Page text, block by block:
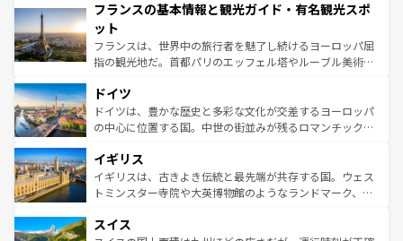
ませてくれるイタリアで、忘れられない旅をしてみよう！
なお、新着のイタリア情報は
しい。
文化が根付くこの国では、情熱的なフラメンコ、熱気あふ
れる闘牛、そして美味しいタパスが生活の一部となってい
る。首都マドリードの洗練された雰囲気や、バルセロナの
アートに溢れた街角から、地方では古代ローマ遺跡や中世
せる。地方によって風土や気候が異なるスペインはその個
性で訪れる人を魅了する。 なお、新着のスペイン情報は コ
ンテンツ一覧を参照してほしい。
フランスの基本情報と観光ガイド・有名観光スポ
ット
フランスは、世界中の旅行者を魅了し続けるヨーロッパ屈
指の観光地だ。首都パリのエッフェル塔やルーブル美術館
で、幅広い魅力が詰まっている。華麗な宮殿、歴史的な大
聖堂、美しいビーチ、そして豊かな自然が、訪れる者を心
から魅了する。また、フランスは美食の国としても知ら
いる。シャンパンの発祥地であるランス、プロヴァンスの
香り高いラベンダー畑など、多彩な楽しみ方が可能だ。さ
らに、パリ以外の地域にも魅力が溢れており、どの街角に
れる地方に足を運ぶとそれぞれで全く異なる文化を体験で
ドイツ
ドイツは、豊かな歴史と多彩な文化が交差するヨーロッパ
の中心に位置する国。中世の街並みが残るロマンチック街
顔を持つこの国は、どこを歩いても飽きることがない。ベ
ルリンの文化的活気、バイエルン州のアルプスの絶景、そ
してライン川沿いのワイン畑といった風景は必見。ビール
は、お酒好きな人にはぜひ体験してほしい。 なお、新着の
イギリス
イギリスは、古きよき伝統と最先端が共存する国。ウェス
トミンスター寺院や大英博物館のようなランドマーク、歴
リアごとに異なる魅力がある。また、優雅なアフタヌーン
スイス